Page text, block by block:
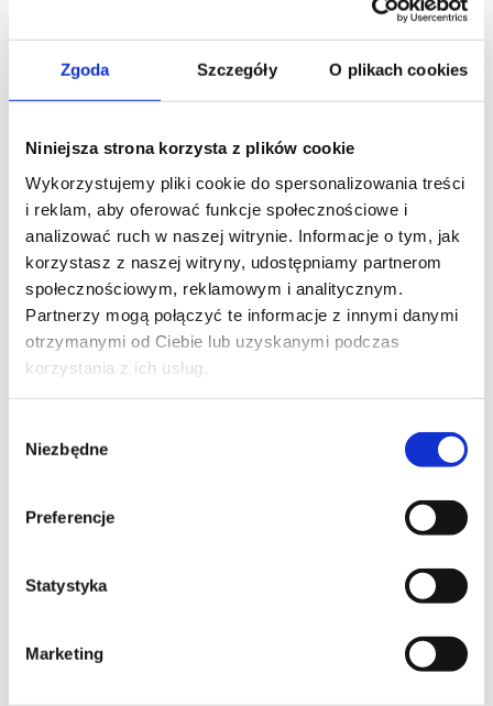
Zgoda Szczegóły O plikach cookies
Niniejsza strona korzysta z plików cookie
Wykorzystujemy pliki cookie do spersonalizowania treści
i reklam, aby oferować funkcje społecznościowe i
analizować ruch w naszej witrynie. Informacje o tym, jak
korzystasz z naszej witryny, udostępniamy partnerom
społecznościowym, reklamowym i analitycznym.
Partnerzy mogą połączyć te informacje z innymi danymi
otrzymanymi od Ciebie lub uzyskanymi podczas
korzystania z ich usług.
zgody
Niezbędne
Preferencje
Statystyka
Marketing
Wielkopolski
okolic Jarocina
Kalisz, Konin, Turek i Krotoszyn
przewidywalne, przejrzyste
i spokojne
zapewnienie sprawnego, uczciwego i